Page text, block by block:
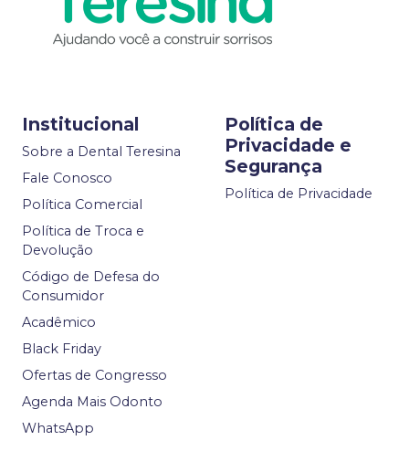
Institucional
Sobre a Dental Teresina
Fale Conosco
Política Comercial
Política de Troca e
Devolução
Código de Defesa do
Consumidor
Acadêmico
Black Friday
Ofertas de Congresso
Agenda Mais Odonto
WhatsApp
Política de
Privacidade e
Segurança
Política de Privacidade